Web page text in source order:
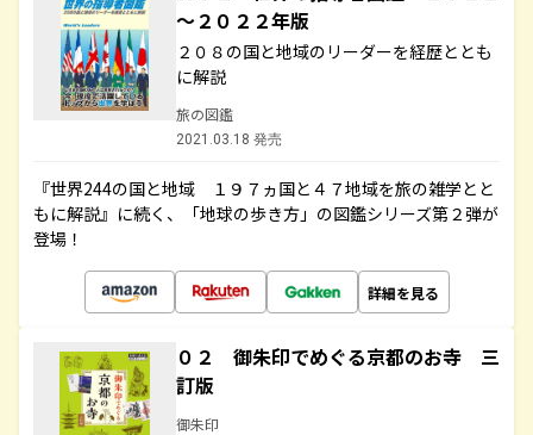
～２０２２年版
２０８の国と地域のリーダーを経歴ととも
に解説
旅の図鑑
2021.03.18 発売
『世界244の国と地域 １９７ヵ国と４７地域を旅の雑学とと
もに解説』に続く、「地球の歩き方」の図鑑シリーズ第２弾が
登場！
詳細を見る
０２ 御朱印でめぐる京都のお寺 三
訂版
御朱印